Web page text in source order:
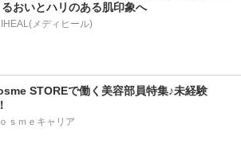
おいとハリのある肌印象へ
メディヒール)
STOREで働く美容部員特集♪未経験
ｓｍｅキャリア